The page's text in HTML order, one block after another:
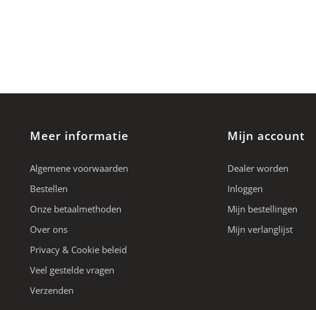
Meer informatie
Algemene voorwaarden
Bestellen
Onze betaalmethoden
Over ons
Privacy & Cookie beleid
Veel gestelde vragen
Verzenden
Mijn account
Dealer worden
Inloggen
Mijn bestellingen
Mijn verlanglijst